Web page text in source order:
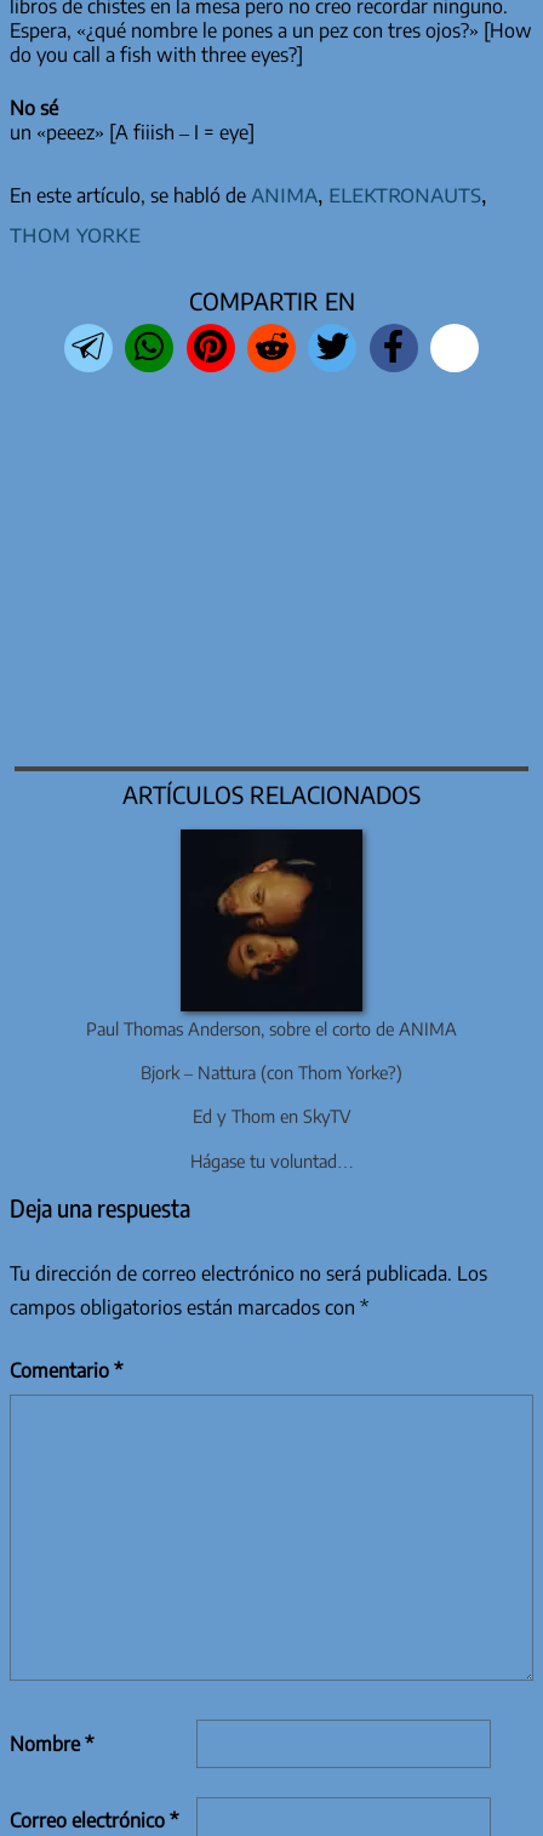
libros de chistes en la mesa pero no creo recordar ninguno.
Espera, «¿qué nombre le pones a un pez con tres ojos?» [How
do you call a fish with three eyes?]
No sé
un «peeez» [A fiiish – I = eye]
En este artículo, se habló de anima, elektronauts,
thom yorke
COMPARTIR EN
ARTÍCULOS RELACIONADOS
Paul Thomas Anderson, sobre el corto de ANIMA
Bjork – Nattura (con Thom Yorke?)
Ed y Thom en SkyTV
Hágase tu voluntad…
Deja una respuesta
Tu dirección de correo electrónico no será publicada. Los
campos obligatorios están marcados con *
Comentario *
Nombre*
Correo electrónico *